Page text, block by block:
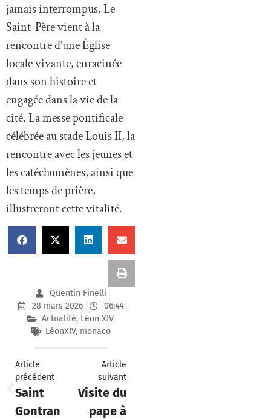
jamais interrompus. Le
Saint-Père vient à la
rencontre d’une Église
locale vivante, enracinée
dans son histoire et
engagée dans la vie de la
cité. La messe pontificale
célébrée au stade Louis II, la
rencontre avec les jeunes et
les catéchumènes, ainsi que
les temps de prière,
illustreront cette vitalité.
Quentin Finelli
28 mars 2026
06:44
Actualité, Léon XIV
LéonXIV, monaco
Article
précédent
Saint
Gontran
Article
suivant
Visite du
pape à